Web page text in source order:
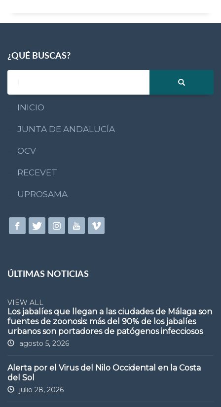
¿QUÉ BUSCAS?
INICIO
JUNTA DE ANDALUCÍA
OCV
RECEVET
UPROSAMA
ÚLTIMAS NOTICIAS
VIEW ALL
Los jabalíes que llegan a las ciudades de Málaga son
fuentes de zoonosis: más del 90% de los jabalíes
urbanos son portadores de patógenos infecciosos
agosto 5, 2026
Alerta por el Virus del Nilo Occidental en la Costa
del Sol
julio 28, 2026